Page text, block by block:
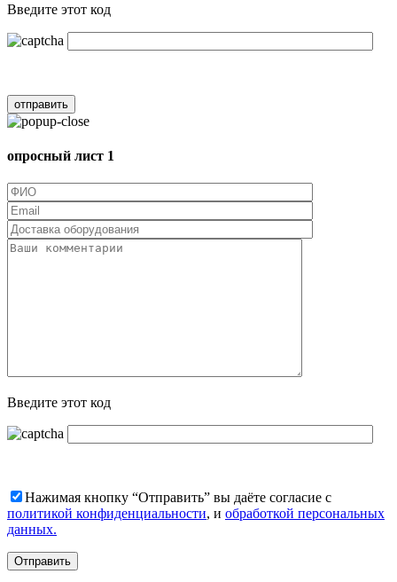
Введите этот код
опросный лист 1
Введите этот код
Нажимая кнопку “Отправить” вы даёте согласие с
политикой конфиденциальности, и обработкой персональных
данных.